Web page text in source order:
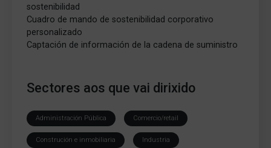
sostenibilidad
Cuadro de mando de sostenibilidad corporativo
personalizado
Captación de información de la cadena de suministro
Sectores aos que vai dirixido
Administración Pública Comercio/retail
Construción e inmobiliaria Industria